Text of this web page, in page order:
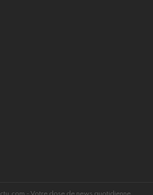
- Votre dose de news quotidienne